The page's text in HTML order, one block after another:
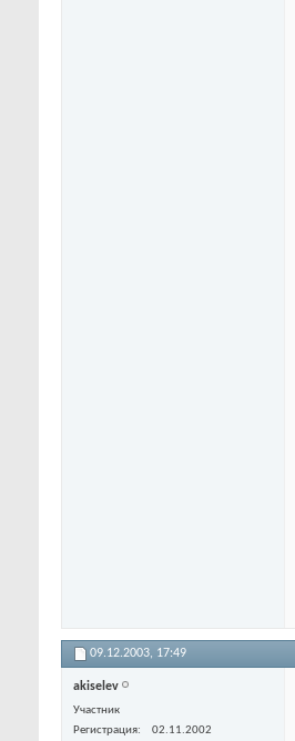
09.12.2003, 17:49
akiselev
Участник
Регистрация
02.11.2002